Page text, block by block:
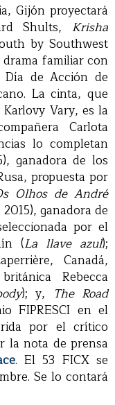
Gijón proyectará
Shults, Krisha
by Southwest
familiar con
de Acción de
La cinta, que
Vary, es la
Carlota
lo completan
ganadora de los
propuesta por
Olhos de André
ganadora de
por el
(La llave azul);
Canadá,
Rebecca
); y, The Road
FIPRESCI en el
por el crítico
la nota de prensa
. El 53 FICX se
Se lo contará